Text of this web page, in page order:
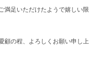
満足いただけたようで嬉しい限
顧の程、よろしくお願い申し上